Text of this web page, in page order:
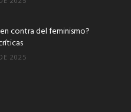
contra del feminismo?
2025